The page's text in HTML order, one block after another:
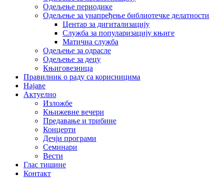
Одељење периодике
Одељење за унапређење библиотечке делатности
Центар за дигитализацију
Служба за популаризацију књиге
Матична служба
Одељење за одрасле
Одељење за децу
Књиговезница
Правилник о раду са корисницима
Најаве
Актуелно
Изложбе
Књижевне вечери
Предавање и трибине
Концерти
Дечји програми
Семинари
Вести
Глас тишине
Контакт